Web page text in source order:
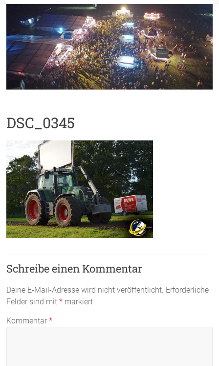
DSC_0345
Schreibe einen Kommentar
Deine E-Mail-Adresse wird nicht veröffentlicht. Erforderliche
Felder sind mit* markiert
Kommentar*